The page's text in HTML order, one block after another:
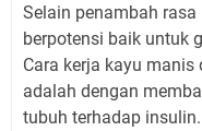
Selain penambah
berpotensi baik untuk
Cara kerja kayu
adalah dengan
tubuh terhadap